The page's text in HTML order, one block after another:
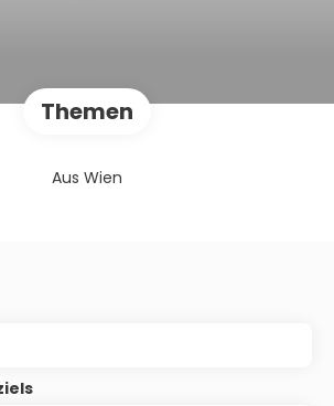
Themen
Aus Wien